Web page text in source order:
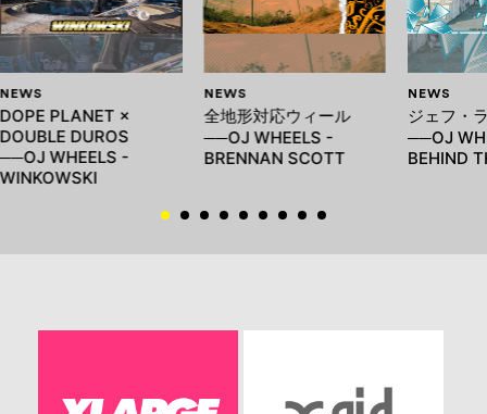
NEWS
DOPE PLANET ×
DOUBLE DUROS
──OJ WHEELS -
WINKOWSKI
NEWS
全地形対応ウィール
──OJ WHEELS -
BRENNAN SCOTT
NEWS
ジェフ・
──OJ
BEHIND